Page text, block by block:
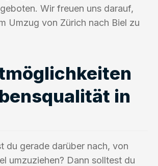
Wir freuen uns darauf,
Umzug von Zürich nach Biel zu
in
du gerade darüber nach, von
umzuziehen? Dann solltest du